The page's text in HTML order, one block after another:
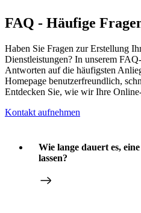
FAQ - Häufige
Haben Sie Fragen zur Erstellung
Dienstleistungen? In unserem
Antworten auf die häufigsten
Homepage benutzerfreundlich,
Entdecken Sie, wie wir Ihre
Kontakt aufnehmen
Wie lange dauert es,
lassen?